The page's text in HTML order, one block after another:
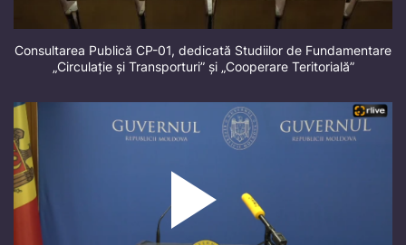
Consultarea Publică CP-01, dedicată Studiilor de Fundamentare
„Circulație și Transporturi” și „Cooperare Teritorială”